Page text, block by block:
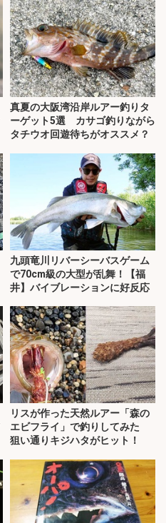
真夏の大阪湾沿岸ルアー釣りタ
ーゲット5選 カサゴ釣りながら
タチウオ回遊待ちがオススメ？
九頭竜川リバーシーバスゲーム
で70cm級の大型が乱舞！【福
井】バイブレーションに好反応
リスが作った天然ルアー「森の
エビフライ」で釣りしてみた
狙い通りキジハタがヒット！